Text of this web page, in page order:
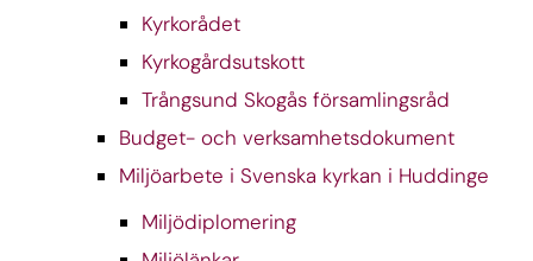
Kyrkorådet
Kyrkogårdsutskott
Trångsund Skogås församlingsråd
Budget- och verksamhetsdokument
Miljöarbete i Svenska kyrkan i Huddinge
Miljödiplomering